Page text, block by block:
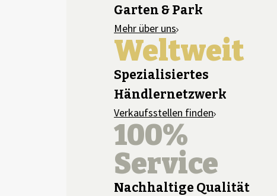
Garten & Park
Mehr über uns
Weltweit
Spezialisiertes
Händlernetzwerk
Verkaufsstellen finden
100%
Service
Nachhaltige Qualität